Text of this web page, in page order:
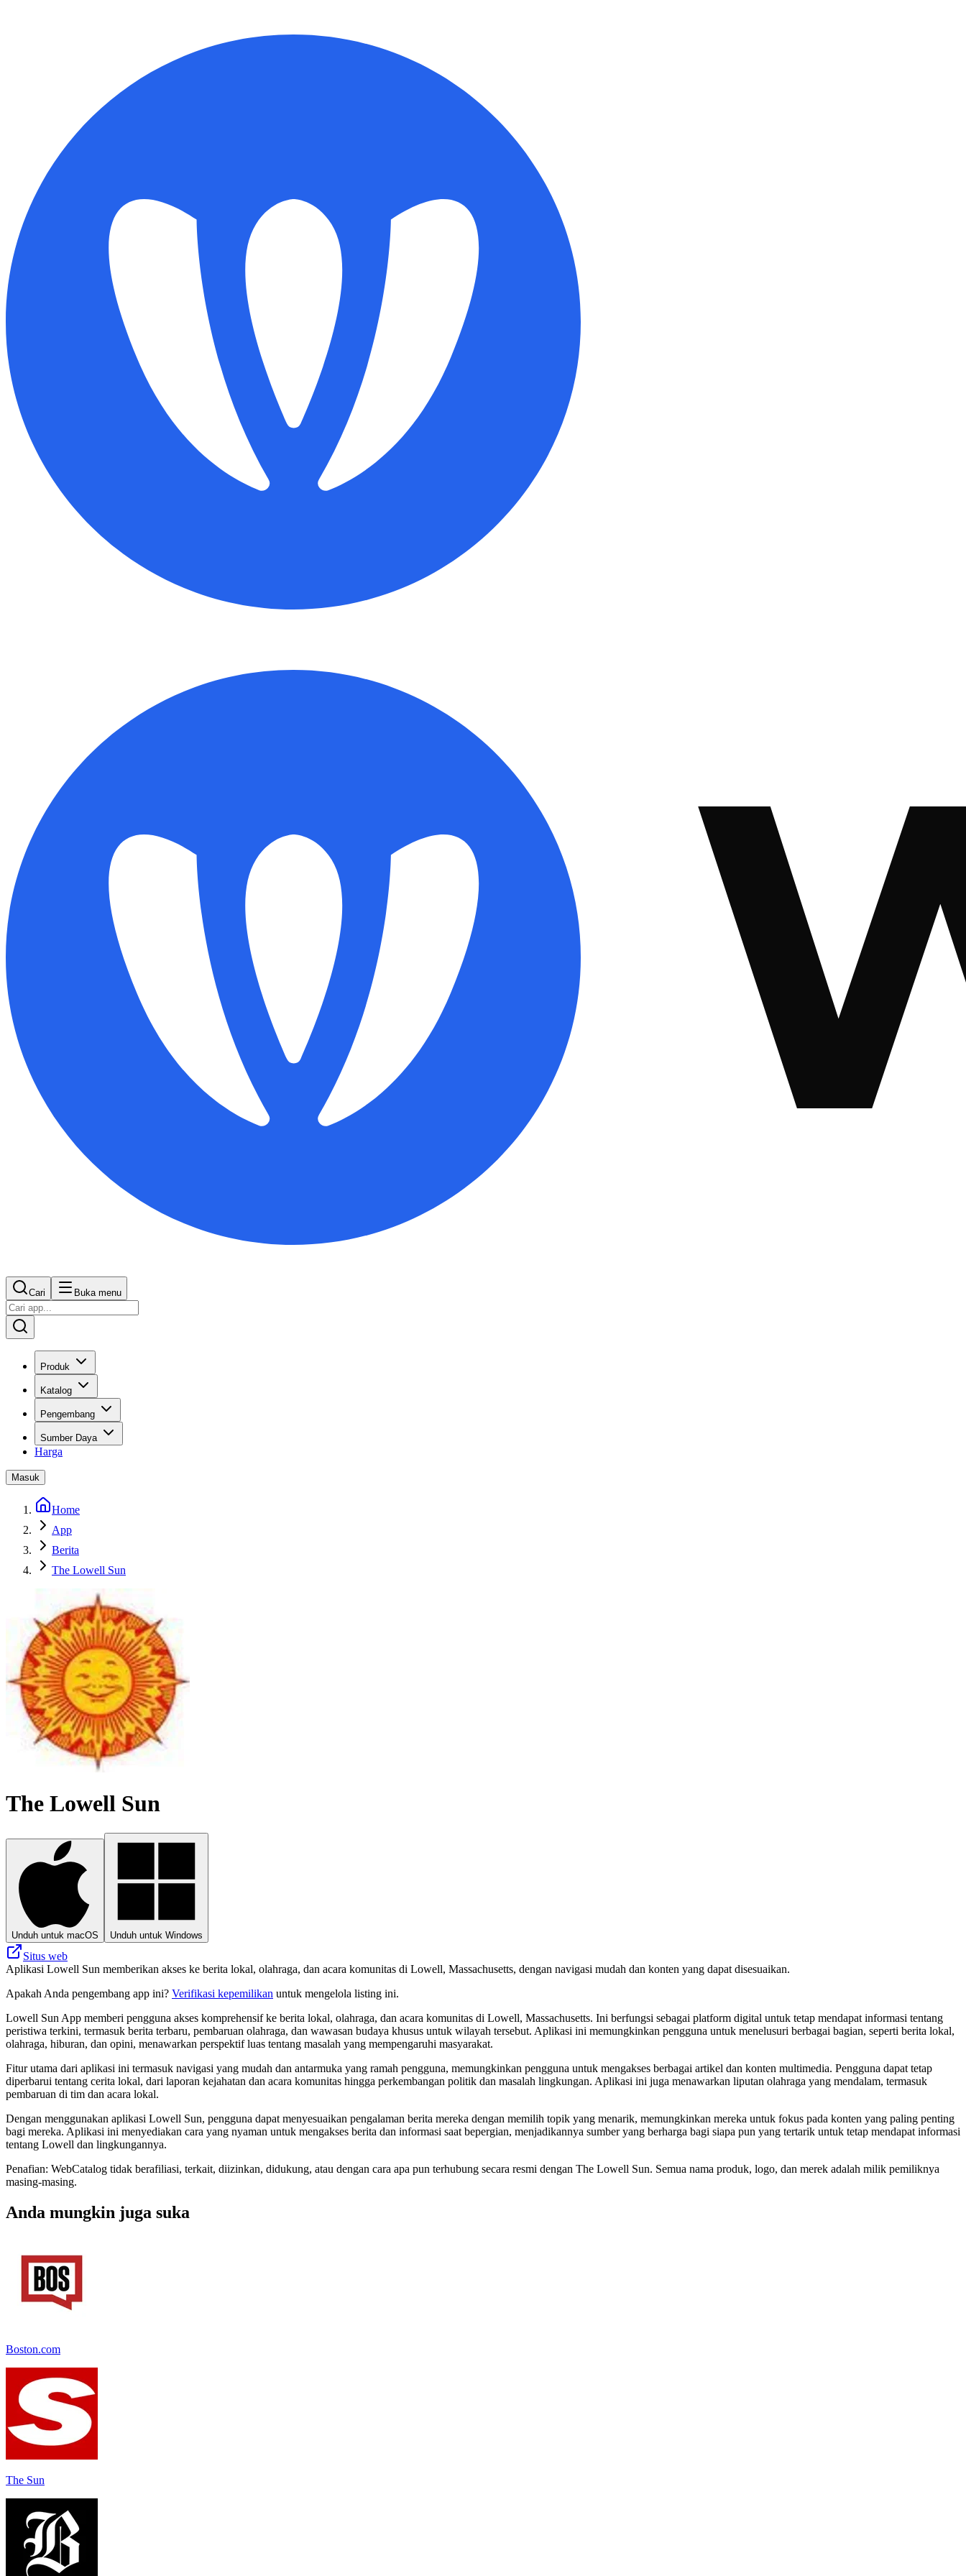
Cari Buka menu
Produk
Katalog
Pengembang
Sumber Daya
Harga
Masuk
Home
App
Berita
The Lowell Sun
The Lowell Sun
Unduh untuk macOS Unduh untuk Windows
Situs web
Aplikasi Lowell Sun memberikan akses ke berita lokal, olahraga, dan acara komunitas di Lowell, Massachusetts, dengan navigasi mudah dan konten yang dapat disesuaikan.
Apakah Anda pengembang app ini? Verifikasi kepemilikan untuk mengelola listing ini.
Lowell Sun App memberi pengguna akses komprehensif ke berita lokal, olahraga, dan acara komunitas di Lowell, Massachusetts. Ini berfungsi sebagai platform digital untuk tetap mendapat informasi tentang
peristiwa terkini, termasuk berita terbaru, pembaruan olahraga, dan wawasan budaya khusus untuk wilayah tersebut. Aplikasi ini memungkinkan pengguna untuk menelusuri berbagai bagian, seperti berita lokal,
olahraga, hiburan, dan opini, menawarkan perspektif luas tentang masalah yang mempengaruhi masyarakat.
Fitur utama dari aplikasi ini termasuk navigasi yang mudah dan antarmuka yang ramah pengguna, memungkinkan pengguna untuk mengakses berbagai artikel dan konten multimedia. Pengguna dapat tetap
diperbarui tentang cerita lokal, dari laporan kejahatan dan acara komunitas hingga perkembangan politik dan masalah lingkungan. Aplikasi ini juga menawarkan liputan olahraga yang mendalam, termasuk
pembaruan di tim dan acara lokal.
Dengan menggunakan aplikasi Lowell Sun, pengguna dapat menyesuaikan pengalaman berita mereka dengan memilih topik yang menarik, memungkinkan mereka untuk fokus pada konten yang paling penting
bagi mereka. Aplikasi ini menyediakan cara yang nyaman untuk mengakses berita dan informasi saat bepergian, menjadikannya sumber yang berharga bagi siapa pun yang tertarik untuk tetap mendapat informasi
tentang Lowell dan lingkungannya.
Penafian: WebCatalog tidak berafiliasi, terkait, diizinkan, didukung, atau dengan cara apa pun terhubung secara resmi dengan The Lowell Sun. Semua nama produk, logo, dan merek adalah milik pemiliknya
masing-masing.
Anda mungkin juga suka
Boston.com
The Sun